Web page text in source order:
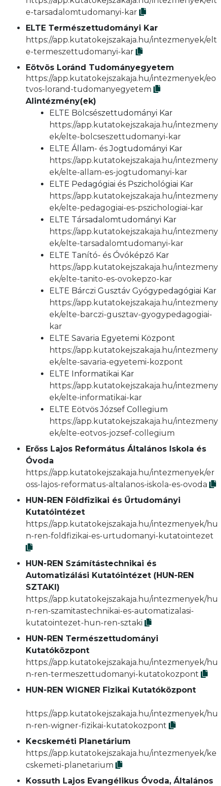
e-tarsadalomtudomanyi-kar
ELTE Természettudományi Kar
https://app.kutatokejszakaja.hu/intezmenyek/elt
e-termeszettudomanyi-kar
Eötvös Loránd Tudományegyetem
https://app.kutatokejszakaja.hu/intezmenyek/eo
tvos-lorand-tudomanyegyetem
Alintézmény(ek)
ELTE Bölcsészettudományi Kar
https://app.kutatokejszakaja.hu/intezmeny
ek/elte-bolcseszettudomanyi-kar
ELTE Állam- és Jogtudományi Kar
https://app.kutatokejszakaja.hu/intezmeny
ek/elte-allam-es-jogtudomanyi-kar
ELTE Pedagógiai és Pszichológiai Kar
https://app.kutatokejszakaja.hu/intezmeny
ek/elte-pedagogiai-es-pszichologiai-kar
ELTE Társadalomtudományi Kar
https://app.kutatokejszakaja.hu/intezmeny
ek/elte-tarsadalomtudomanyi-kar
ELTE Tanító- és Óvóképző Kar
https://app.kutatokejszakaja.hu/intezmeny
ek/elte-tanito-es-ovokepzo-kar
ELTE Bárczi Gusztáv Gyógypedagógiai Kar
https://app.kutatokejszakaja.hu/intezmeny
ek/elte-barczi-gusztav-gyogypedagogiai-
kar
ELTE Savaria Egyetemi Központ
https://app.kutatokejszakaja.hu/intezmeny
ek/elte-savaria-egyetemi-kozpont
ELTE Informatikai Kar
https://app.kutatokejszakaja.hu/intezmeny
ek/elte-informatikai-kar
ELTE Eötvös József Collegium
https://app.kutatokejszakaja.hu/intezmeny
ek/elte-eotvos-jozsef-collegium
Erőss Lajos Református Általános Iskola és
Óvoda
https://app.kutatokejszakaja.hu/intezmenyek/er
oss-lajos-reformatus-altalanos-iskola-es-ovoda
HUN-REN Földfizikai és Űrtudományi
Kutatóintézet
https://app.kutatokejszakaja.hu/intezmenyek/hu
n-ren-foldfizikai-es-urtudomanyi-kutatointezet
HUN-REN Számítástechnikai és
Automatizálási Kutatóintézet (HUN-REN
SZTAKI)
https://app.kutatokejszakaja.hu/intezmenyek/hu
n-ren-szamitastechnikai-es-automatizalasi-
kutatointezet-hun-ren-sztaki
HUN-REN Természettudományi
Kutatóközpont
https://app.kutatokejszakaja.hu/intezmenyek/hu
n-ren-termeszettudomanyi-kutatokozpont
HUN-REN WIGNER Fizikai Kutatóközpont
https://app.kutatokejszakaja.hu/intezmenyek/hu
n-ren-wigner-fizikai-kutatokozpont
Kecskeméti Planetárium
https://app.kutatokejszakaja.hu/intezmenyek/ke
cskemeti-planetarium
Kossuth Lajos Evangélikus Óvoda, Általános